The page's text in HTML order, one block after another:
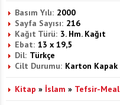
Basım Yılı: 2000
Sayfa Sayısı: 216
Kağıt Türü: 3. Hm. Kağıt
Ebat: 13 x 19,5
Dil: Türkçe
Cilt Durumu: Karton Kapak
Kitap » İslam » Tefsir-Meal